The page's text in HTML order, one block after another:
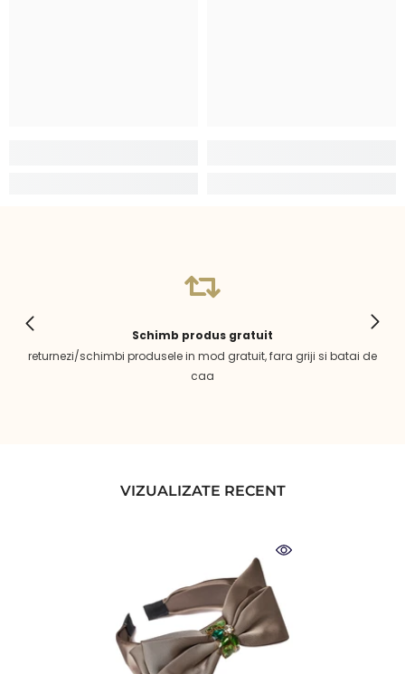
Schimb produs gratuit
returnezi/schimbi produsele in mod gratuit, fara griji si batai de
caa
VIZUALIZATE RECENT